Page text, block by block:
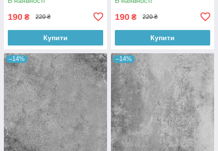
190 ₴ 220 ₴
Купити
190 ₴ 220 ₴
Купити
–14% –14%